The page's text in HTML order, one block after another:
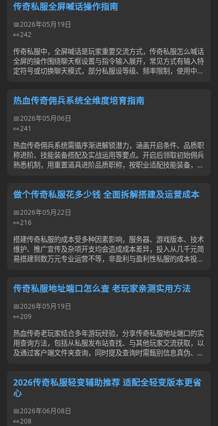
传奇私服全屏喊话操作指南
2026年05月19日
242
传奇私服中，全屏喊话是玩家重要交流方式，传奇私服怎么喊话
全屏的操作围绕聊天框设置与指令输入展开，常见方式有输入特
定符号或切换聊天模式，部分私服设等级、频率限制，使用中遇
热血传奇佣兵系统全维度培育指南
2026年05月06日
241
热血传奇佣兵系统需循序渐进解锁潜力，涵盖开启条件、品质职
称进阶、技能装备搭配及实战运用等要点。开启后领取初始佣兵
熟悉机制，用重置道具进阶品质职称，按职业适配技能装备，结
做个传奇私服花多少钱 全面拆解搭建及运营成本
2026年05月22日
216
搭建传奇私服的成本受多种因素影响，服务器、游戏版本、技术
维护、推广宣传及杂项开支均会造成成本差异，投入从几千元简
易搭建到数万元专业运营不等，非盈利与盈利性私服的成本投入
传奇私服地址端口怎么查 老玩家亲测实用方法
2026年05月19日
209
热血传奇老玩家结合多年游玩经验，分享传奇私服地址端口的实
用查询方法，包括从私服发布站查找、与其他玩家交流获取，以
及通过客户端文件夹查询，同时提及查询时需甄别信息真伪、留
2026传奇私服轻变辅助推荐 适配全轻变版本更省
心
2026年06月08日
208